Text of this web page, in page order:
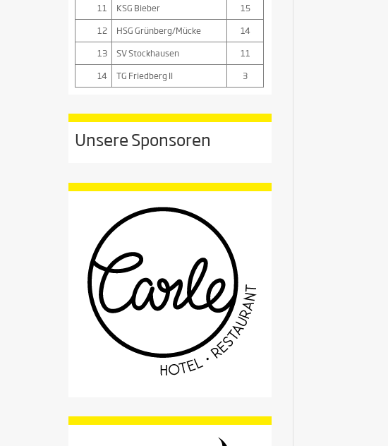
11
KSG Bieber
15
12
HSG Grünberg/Mücke
14
13
SV Stockhausen
11
14
TG Friedberg II 3
Unsere Sponsoren